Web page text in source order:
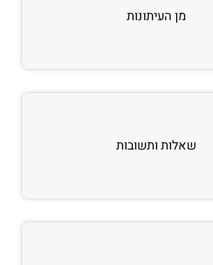
מן העיתונות
שאלות ותשובות